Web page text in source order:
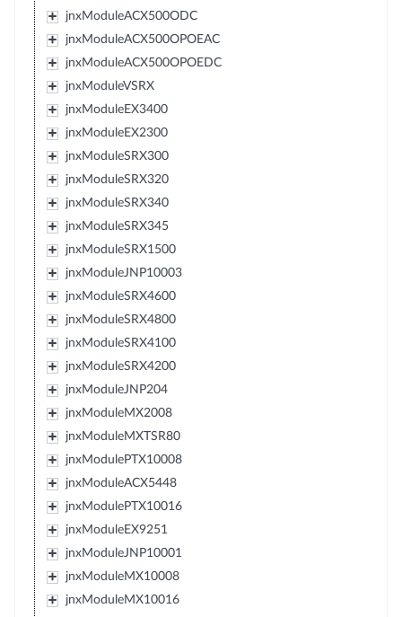
jnxModuleACX500ODC
jnxModuleACX500OPOEAC
jnxModuleACX500OPOEDC
jnxModuleVSRX
jnxModuleEX3400
jnxModuleEX2300
jnxModuleSRX300
jnxModuleSRX320
jnxModuleSRX340
jnxModuleSRX345
jnxModuleSRX1500
jnxModuleJNP10003
jnxModuleSRX4600
jnxModuleSRX4800
jnxModuleSRX4100
jnxModuleSRX4200
jnxModuleJNP204
jnxModuleMX2008
jnxModuleMXTSR80
jnxModulePTX10008
jnxModuleACX5448
jnxModulePTX10016
jnxModuleEX9251
jnxModuleJNP10001
jnxModuleMX10008
jnxModuleMX10016